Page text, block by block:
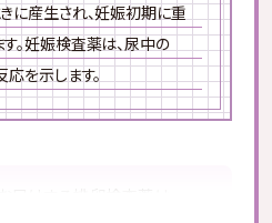
タミン酸型
まれる葉酸)
いただくことも可能です。
変わりません。
め、薬剤師からの説明、指導を
では、ご購入前に薬剤師からの確
に産生され、妊娠初期に重
。妊娠検査薬は、尿中の
を示します。